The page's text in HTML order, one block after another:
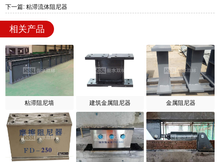
下一篇: 粘滞流体阻尼器
相关产品
粘滞阻尼墙 建筑金属阻尼器 金属阻尼器